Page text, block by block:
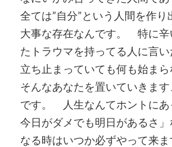
全ては”自分”という人間を作り
大事な存在なんです。 特に辛
たトラウマを持ってる人に言い
立ち止まっていても何も始ま
そんなあなたを置いていきま
です。 人生なんてホントにあ
今日がダメでも明日があるさ」
なる時はいつか必ずやって来